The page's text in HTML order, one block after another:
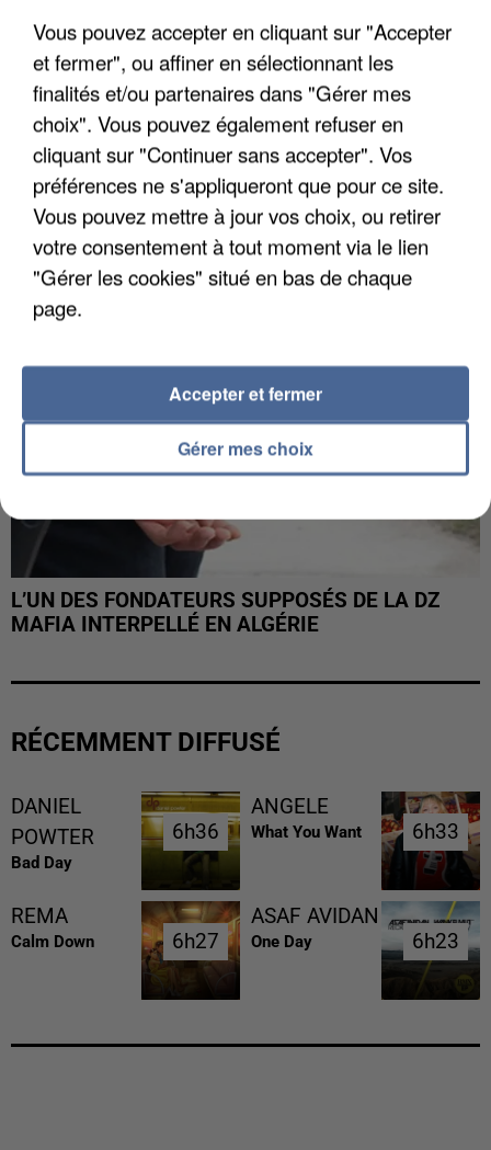
APRÈS TOUTES CES CANICULES, LES REFUGES
DE FAUNE SAUVAGE SONT...
L’UN DES FONDATEURS SUPPOSÉS DE LA DZ
MAFIA INTERPELLÉ EN ALGÉRIE
RÉCEMMENT DIFFUSÉ
DANIEL
POWTER
Bad Day
6h36
6h36
ANGELE
What You Want 6h33
6h33
REMA
Calm Down 6h27
6h27
ASAF AVIDAN
One Day 6h23
6h23
Vous pouvez accepter en cliquant sur "Accepter
et fermer", ou affiner en sélectionnant les
finalités et/ou partenaires dans "Gérer mes
choix". Vous pouvez également refuser en
cliquant sur "Continuer sans accepter". Vos
préférences ne s'appliqueront que pour ce site.
Vous pouvez mettre à jour vos choix, ou retirer
votre consentement à tout moment via le lien
"Gérer les cookies" situé en bas de chaque
page.
Gérer mes choix
Accepter et fermer